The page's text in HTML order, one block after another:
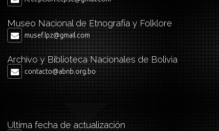
Museo Nacional de Etnografía y Folklore
musef.lpz@gmail.com
Archivo y Biblioteca Nacionales de Bolivia
contacto@abnb.org.bo
Última fecha de actualización